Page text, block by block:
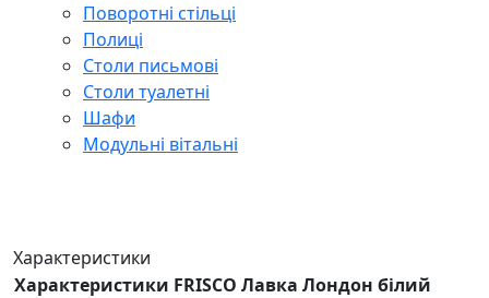
Поворотні стільці
Полиці
Столи письмові
Столи туалетні
Шафи
Модульні вітальні
Характеристики
Характеристики FRISCO Лавка Лондон білий